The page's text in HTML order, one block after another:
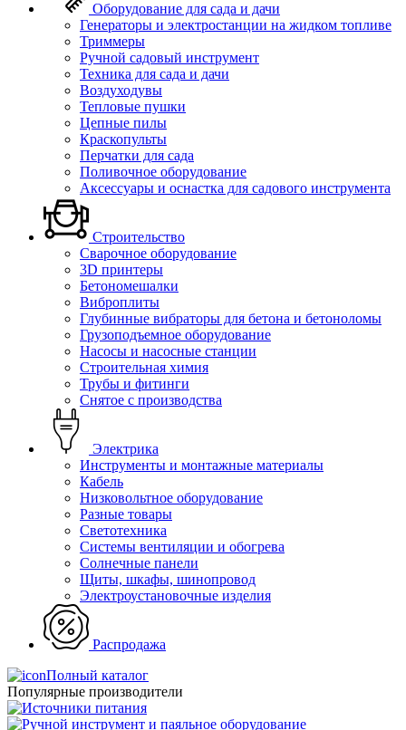
Оборудование для сада и дачи
Генераторы и электростанции на жидком топливе
Триммеры
Ручной садовый инструмент
Техника для сада и дачи
Воздуходувы
Тепловые пушки
Цепные пилы
Краскопульты
Перчатки для сада
Поливочное оборудование
Аксессуары и оснастка для садового инструмента
Строительство
Сварочное оборудование
3D принтеры
Бетономешалки
Виброплиты
Глубинные вибраторы для бетона и бетоноломы
Грузоподъемное оборудование
Насосы и насосные станции
Строительная химия
Трубы и фитинги
Снятое с производства
Электрика
Инструменты и монтажные материалы
Кабель
Низковольтное оборудование
Разные товары
Светотехника
Системы вентиляции и обогрева
Солнечные панели
Щиты, шкафы, шинопровод
Электроустановочные изделия
Распродажа
Полный каталог
Популярные производители